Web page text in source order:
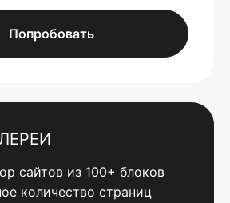
Попробовать
сайтов из 100+ блоков
количество страниц